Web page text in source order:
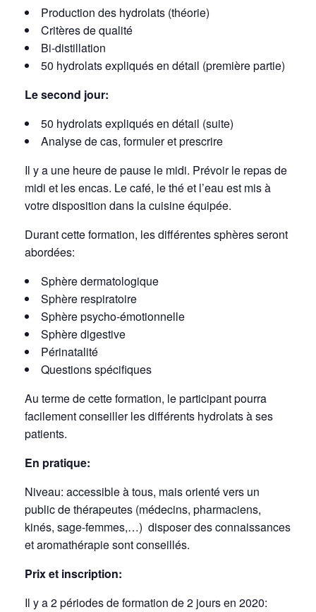
Production des hydrolats (théorie)
Critères de qualité
Bi-distillation
50 hydrolats expliqués en détail (première partie)
Le second jour:
50 hydrolats expliqués en détail (suite)
Analyse de cas, formuler et prescrire
Il y a une heure de pause le midi. Prévoir le repas de
midi et les encas. Le café, le thé et l’eau est mis à
votre disposition dans la cuisine équipée.
Durant cette formation, les différentes sphères seront
abordées:
Sphère dermatologique
Sphère respiratoire
Sphère psycho-émotionnelle
Sphère digestive
Périnatalité
Questions spécifiques
Au terme de cette formation, le participant pourra
facilement conseiller les différents hydrolats à ses
patients.
En pratique:
Niveau: accessible à tous, mais orienté vers un
public de thérapeutes (médecins, pharmaciens,
kinés, sage-femmes,…) disposer des connaissances
et aromathérapie sont conseillés.
Prix et inscription:
Il y a 2 périodes de formation de 2 jours en 2020: